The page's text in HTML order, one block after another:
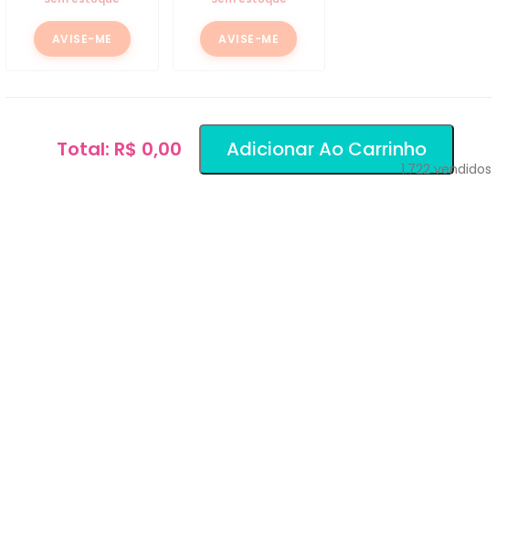
AVISE-ME AVISE-ME
Total: R$ 0,00 Adicionar Ao Carrinho
1.722vendidos